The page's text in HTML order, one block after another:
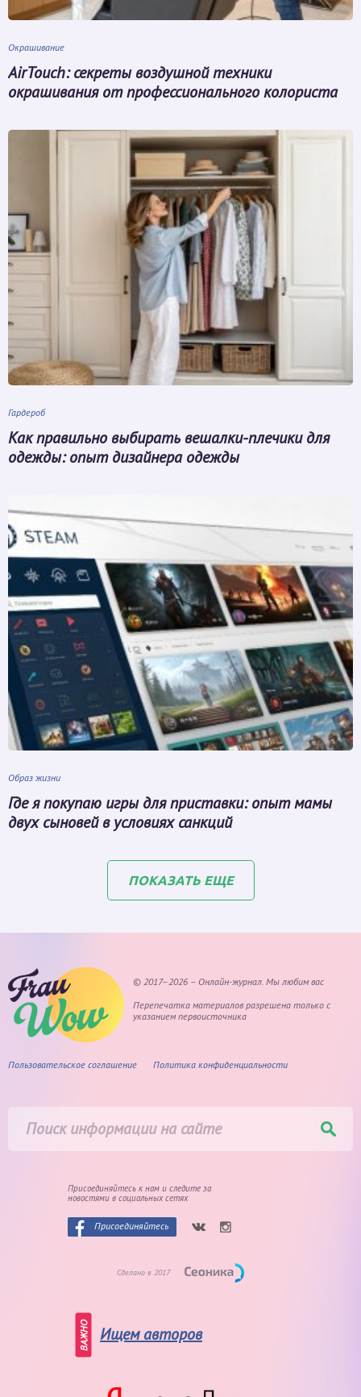
Окрашивание
AirTouch: секреты воздушной техники
окрашивания от профессионального колориста
Гардероб
Как правильно выбирать вешалки-плечики для
одежды: опыт дизайнера одежды
Образ жизни
Где я покупаю игры для приставки: опыт мамы
двух сыновей в условиях санкций
ПОКАЗАТЬ ЕЩЕ
© 2017–2026 – Онлайн-журнал. Мы любим вас
Перепечатка материалов разрешена только с
указанием первоисточника
Пользовательское соглашение Политика конфиденциальности
Присоединяйтесь к нам и следите за
новостями в социальных сетях
Присоединяйтесь
Сделано в 2017
ВАЖНО Ищем авторов